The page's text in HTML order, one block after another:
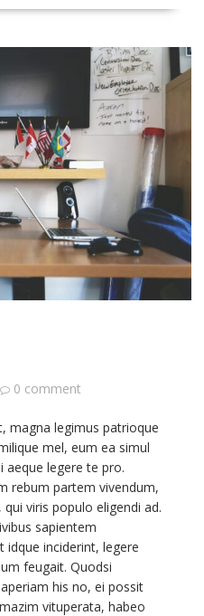
0 comment
magna legimus patrioque
mel, eum ea simul
aeque legere te pro.
rebum partem vivendum,
viris populo eligendi ad.
sapientem
inciderint, legere
feugait. Quodsi
his no, ei possit
vituperata, habeo